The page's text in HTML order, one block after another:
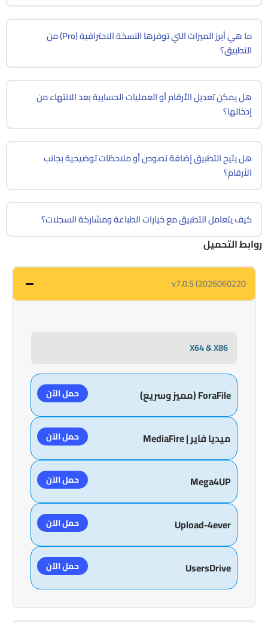
ما هي أبرز الميزات التي توفرها النسخة الاحترافية (Pro) من
التطبيق؟
هل يمكن تعديل الأرقام أو العمليات الحسابية بعد الانتهاء من
إدخالها؟
هل يتيح التطبيق إضافة نصوص أو ملاحظات توضيحية بجانب
الأرقام؟
كيف يتعامل التطبيق مع خيارات الطباعة ومشاركة السجلات؟
روابط التحميل
v7.0.5 (2026060220
X64 & X86
ForaFile (مميز وسريع) حمل الآن
ميديا فاير | MediaFire حمل الآن
Mega4UP حمل الآن
Upload-4ever حمل الآن
UsersDrive حمل الآن